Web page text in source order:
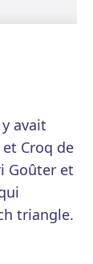
avait
Croq de
Goûter et
triangle.